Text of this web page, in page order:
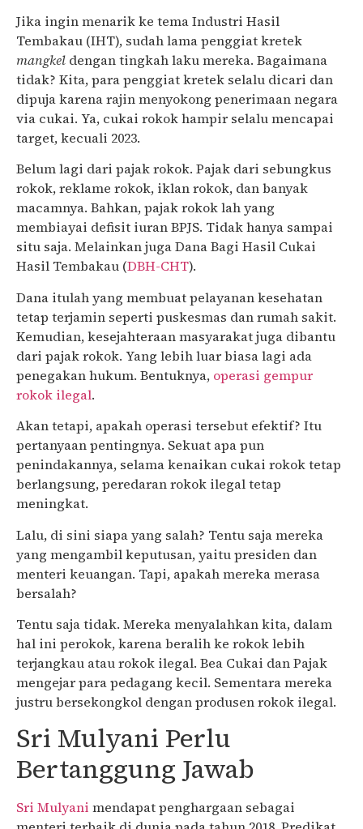
Jika ingin menarik ke tema Industri Hasil
Tembakau (IHT), sudah lama penggiat kretek
mangkel dengan tingkah laku mereka. Bagaimana
tidak? Kita, para penggiat kretek selalu dicari dan
dipuja karena rajin menyokong penerimaan negara
via cukai. Ya, cukai rokok hampir selalu mencapai
target, kecuali 2023.
Belum lagi dari pajak rokok. Pajak dari sebungkus
rokok, reklame rokok, iklan rokok, dan banyak
macamnya. Bahkan, pajak rokok lah yang
membiayai defisit iuran BPJS. Tidak hanya sampai
situ saja. Melainkan juga Dana Bagi Hasil Cukai
Hasil Tembakau (DBH-CHT).
Dana itulah yang membuat pelayanan kesehatan
tetap terjamin seperti puskesmas dan rumah sakit.
Kemudian, kesejahteraan masyarakat juga dibantu
dari pajak rokok. Yang lebih luar biasa lagi ada
penegakan hukum. Bentuknya, operasi gempur
rokok ilegal.
Akan tetapi, apakah operasi tersebut efektif? Itu
pertanyaan pentingnya. Sekuat apa pun
penindakannya, selama kenaikan cukai rokok tetap
berlangsung, peredaran rokok ilegal tetap
meningkat.
Lalu, di sini siapa yang salah? Tentu saja mereka
yang mengambil keputusan, yaitu presiden dan
menteri keuangan. Tapi, apakah mereka merasa
bersalah?
Tentu saja tidak. Mereka menyalahkan kita, dalam
hal ini perokok, karena beralih ke rokok lebih
terjangkau atau rokok ilegal. Bea Cukai dan Pajak
mengejar para pedagang kecil. Sementara mereka
justru bersekongkol dengan produsen rokok ilegal.
Sri Mulyani Perlu
Bertanggung Jawab
Sri Mulyani mendapat penghargaan sebagai